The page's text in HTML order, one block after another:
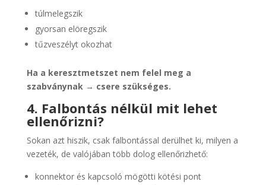
túlmelegszik
gyorsan elöregszik
tűzveszélyt okozhat
Ha a keresztmetszet nem felel meg a
szabványnak → csere szükséges.
4. Falbontás nélkül mit lehet
ellenőrizni?
Sokan azt hiszik, csak falbontással derülhet ki, milyen a
vezeték, de valójában több dolog ellenőrizhető:
konnektor és kapcsoló mögötti kötési pont